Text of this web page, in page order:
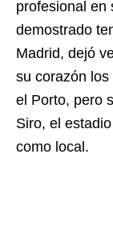
profesional en
demostrado
Madrid, dejó
su corazón
el Porto, pero
Siro, el
como local.